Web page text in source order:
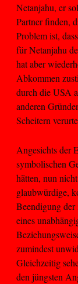
Netanjahu, er
Partner finden,
Problem ist,
für Netanjahu
hat aber
Abkommen
durch die USA
anderen
Scheitern
Angesichts der
symbolischen
hätten, nun
glaubwürdige,
Beendigung
eines
zumindest
Gleichzeitig
den jüngsten